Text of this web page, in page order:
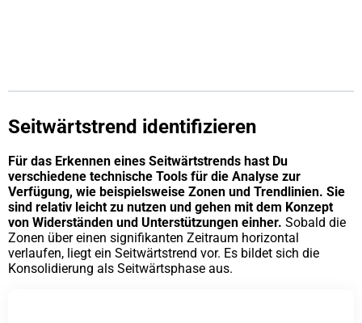
Seitwärtstrend identifizieren
Für das Erkennen eines Seitwärtstrends hast Du
verschiedene technische Tools für die Analyse zur
Verfügung, wie beispielsweise Zonen und Trendlinien. Sie
sind relativ leicht zu nutzen und gehen mit dem Konzept
von Widerständen und Unterstützungen einher. Sobald die
Zonen über einen signifikanten Zeitraum horizontal
verlaufen, liegt ein Seitwärtstrend vor. Es bildet sich die
Konsolidierung als Seitwärtsphase aus.